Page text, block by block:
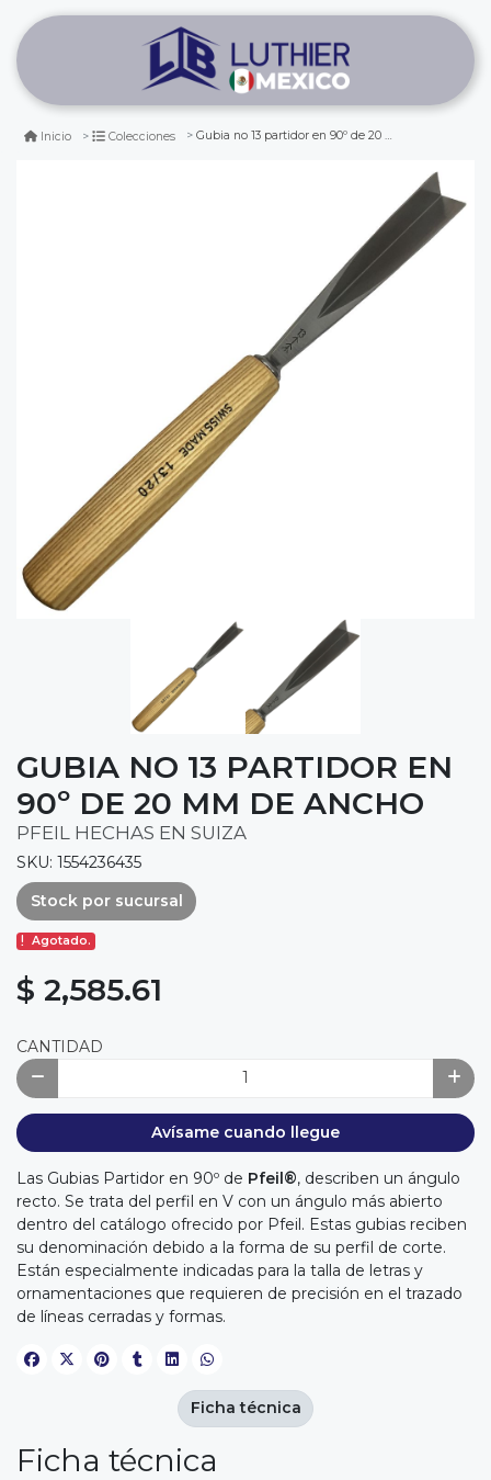
Inicio Colecciones Gubia no 13 partidor en 90º de 20 mm de ancho
GUBIA NO 13 PARTIDOR EN
90º DE 20 MM DE ANCHO
PFEIL HECHAS EN SUIZA
SKU: 1554236435
Stock por sucursal
Agotado.
$ 2,585.61
CANTIDAD
Avísame cuando llegue
Las Gubias Partidor en 90º de Pfeil®, describen un ángulo
recto. Se trata del perfil en V con un ángulo más abierto
dentro del catálogo ofrecido por Pfeil. Estas gubias reciben
su denominación debido a la forma de su perfil de corte.
Están especialmente indicadas para la talla de letras y
ornamentaciones que requieren de precisión en el trazado
de líneas cerradas y formas.
Ficha técnica
Ficha técnica